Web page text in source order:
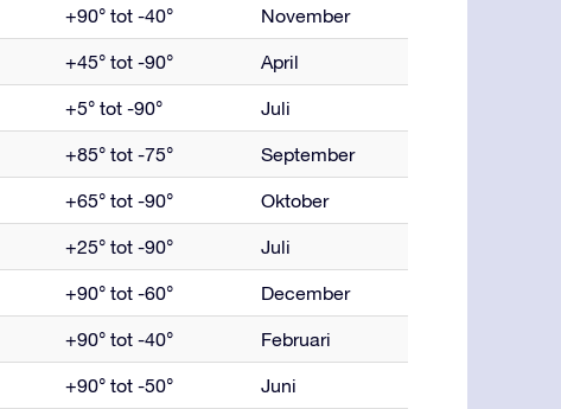
+90° tot -40° November
+45° tot -90° April
+5° tot -90° Juli
+85° tot -75° September
+65° tot -90° Oktober
+25° tot -90° Juli
+90° tot -60° December
+90° tot -40° Februari
+90° tot -50° Juni